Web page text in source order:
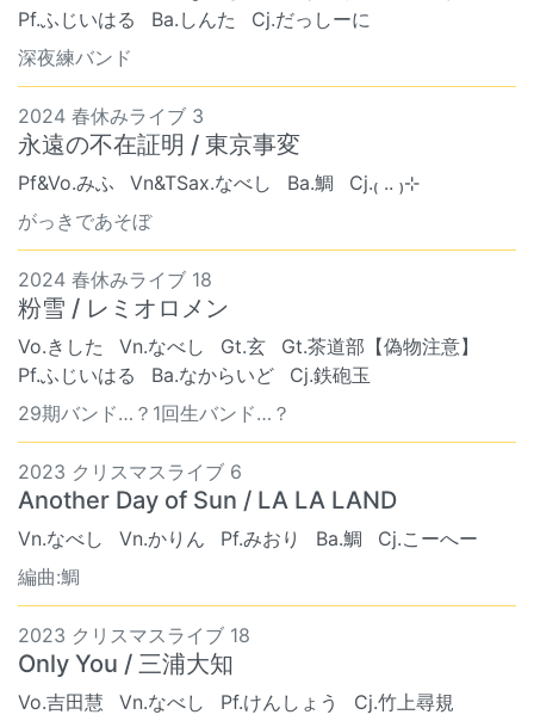
Pf.ふじいはる
Ba.しんた
Cj.だっしーに
深夜練バンド
2024 春休みライブ 3
永遠の不在証明 / 東京事変
Pf&Vo.みふ Vn&TSax.なべし Ba.鯛
Cj.₍ .. ₎⊹
がっきであそぼ
2024 春休みライブ 18
粉雪 / レミオロメン
Vo.きした Vn.なべし Gt.玄
Gt.茶道部【偽物注意】
Pf.ふじいはる
Ba.なからいど
Cj.鉄砲玉
29期バンド…？1回生バンド…？
2023 クリスマスライブ 6
Another Day of Sun / LA LA LAND
Vn.なべし Vn.かりん Pf.みおり Ba.鯛
Cj.こーへー
編曲:鯛
2023 クリスマスライブ 18
Only You / 三浦大知
Vo.吉田慧 Vn.なべし Pf.けんしょう
Cj.竹上尋規